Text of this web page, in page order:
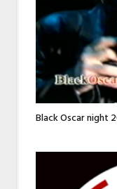
Black Oscar night